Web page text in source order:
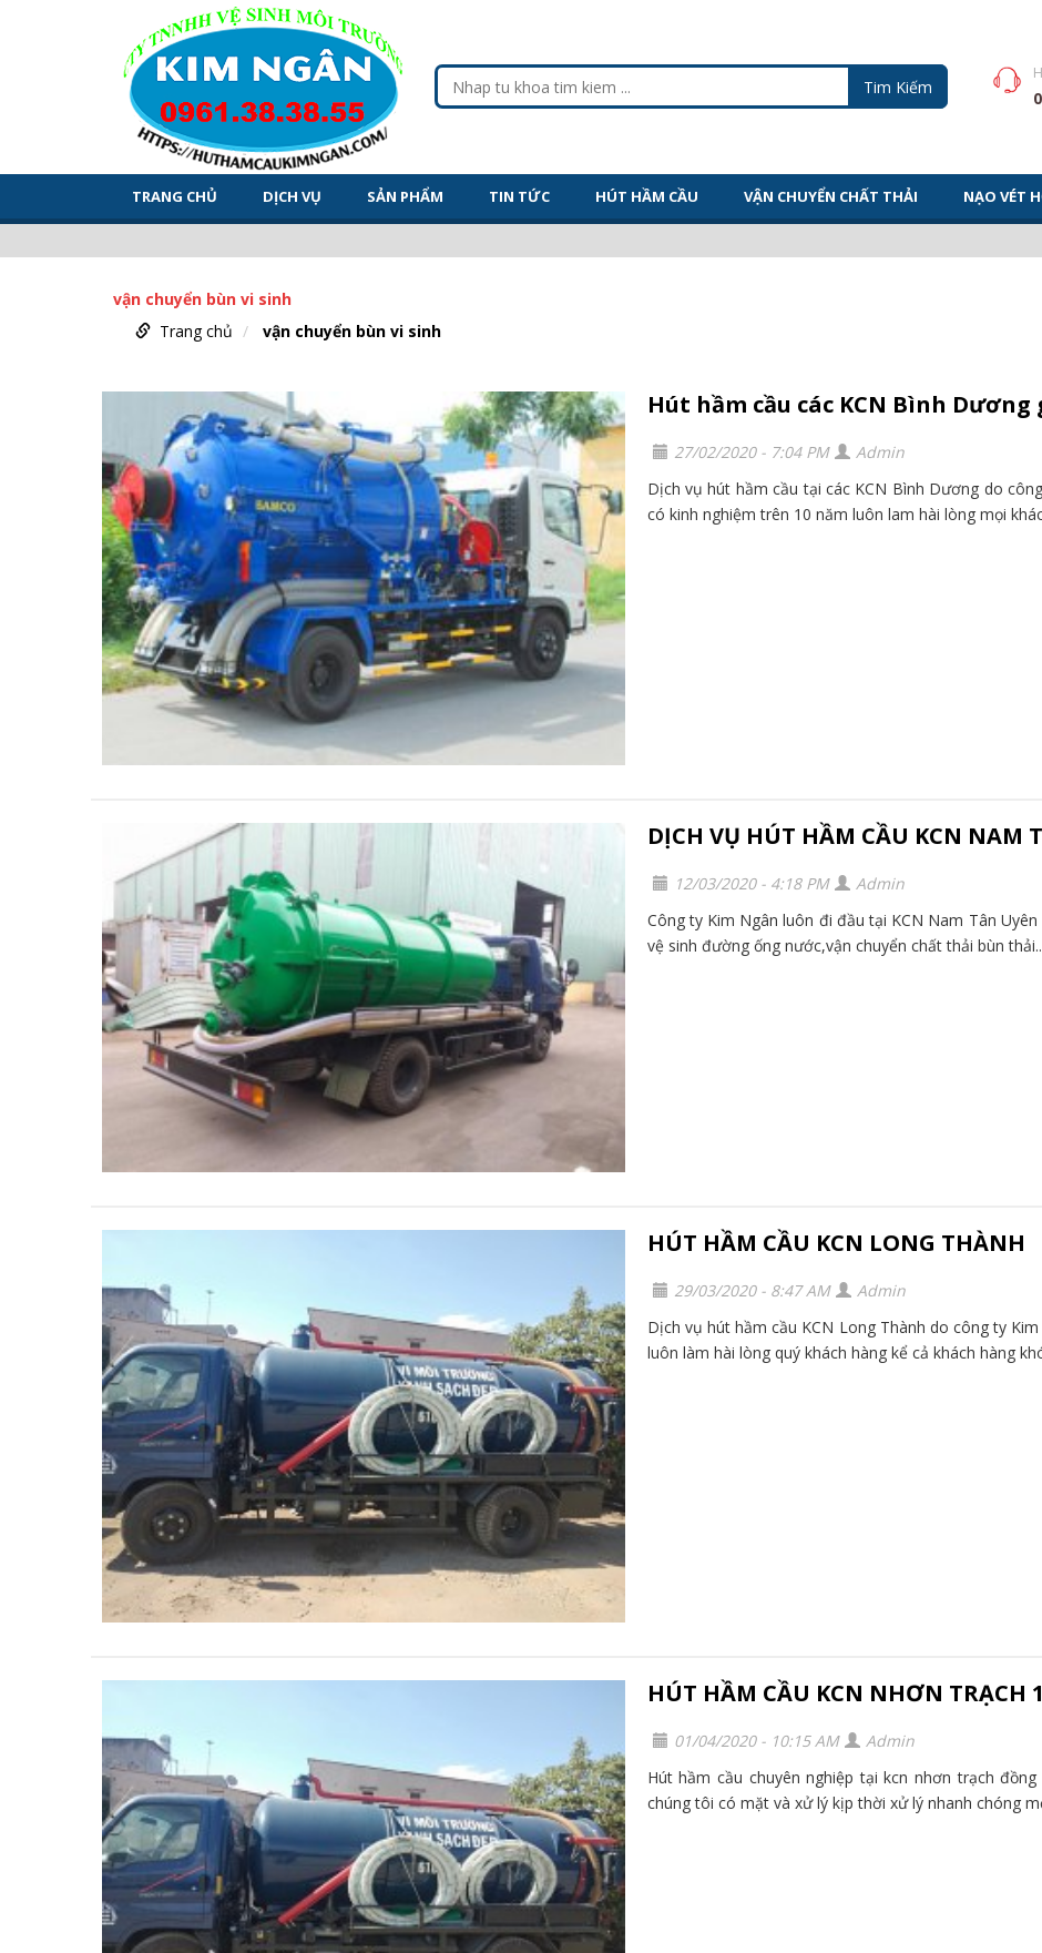
TRANG CHỦ DỊCH VỤ SẢN PHẨM TIN TỨC HÚT HẦM CẦU VẬN CHUYỂN CHẤT THẢI NẠO VÉT
vận chuyển bùn vi sinh
Trang chủ
vận chuyển bùn vi sinh
Hút hầm cầu các KCN Bình Dương
27/02/2020 - 7:04 PM
Admin
Dịch vụ hút hầm cầu tại các KCN Bình Dương do
có kinh nghiệm trên 10 năm luôn lam hài lòng mọi
DỊCH VỤ HÚT HẦM CẦU KCN NAM
12/03/2020 - 4:18 PM
Admin
Công ty Kim Ngân luôn đi đầu tại KCN Nam Tân
vệ sinh đường ống nước,vận chuyển chất thải bùn
HÚT HẦM CẦU KCN LONG THÀNH
29/03/2020 - 8:47 AM
Admin
Dịch vụ hút hầm cầu KCN Long Thành do công ty
luôn làm hài lòng quý khách hàng kể cả khách hàng
HÚT HẦM CẦU KCN NHƠN TRẠCH
01/04/2020 - 10:15 AM
Admin
Hút hầm cầu chuyên nghiệp tại kcn nhơn trạch
chúng tôi có mặt và xử lý kịp thời xử lý nhanh chóng